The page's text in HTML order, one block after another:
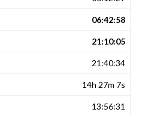
06:42:58
21:10:05
21:40:34
14h 27m 7s
13:56:31